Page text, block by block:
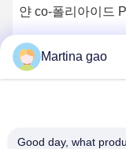
얀 co-폴리아이드
최상의 가격을
Martina gao
Good day, what